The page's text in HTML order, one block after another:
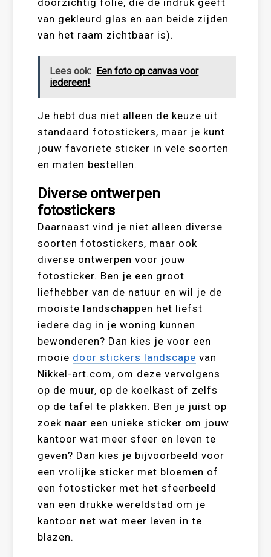
van gekleurd glas en aan beide zijden
van het raam zichtbaar is).
Lees ook: Een foto op canvas voor
iedereen!
Je hebt dus niet alleen de keuze uit
standaard fotostickers, maar je kunt
jouw favoriete sticker in vele soorten
en maten bestellen.
Diverse ontwerpen
fotostickers
Daarnaast vind je niet alleen diverse
soorten fotostickers, maar ook
diverse ontwerpen voor jouw
fotosticker. Ben je een groot
liefhebber van de natuur en wil je de
mooiste landschappen het liefst
iedere dag in je woning kunnen
bewonderen? Dan kies je voor een
mooie door stickers landscape van
Nikkel-art.com, om deze vervolgens
op de muur, op de koelkast of zelfs
op de tafel te plakken. Ben je juist op
zoek naar een unieke sticker om jouw
kantoor wat meer sfeer en leven te
geven? Dan kies je bijvoorbeeld voor
een vrolijke sticker met bloemen of
een fotosticker met het sfeerbeeld
van een drukke wereldstad om je
kantoor net wat meer leven in te
blazen.